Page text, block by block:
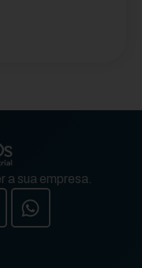
a sua empresa.